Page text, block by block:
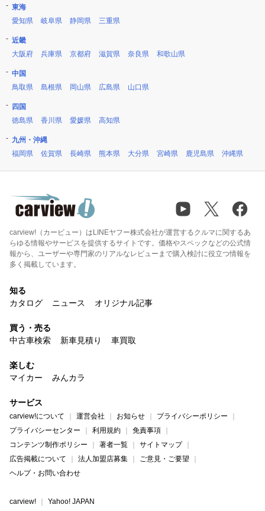
東海
愛知県
岐阜県 静岡県 三重県
近畿
大阪府
兵庫県 京都府 滋賀県 奈良県 和歌山県
中国
鳥取県
島根県 岡山県 広島県 山口県
四国
徳島県
香川県 愛媛県 高知県
九州・沖縄
福岡県
佐賀県 長崎県 熊本県 大分県 宮崎県 鹿児島県 沖縄県
carview!（カービュー）はLINEヤフー株式会社が運営するクルマに関するあ
らゆる情報やサービスを提供するサイトです。価格やスペックなどの公式情
報から、ユーザーや専門家のリアルなレビューまで購入検討に役立つ情報を
多く掲載しています。
知る
カタログ
ニュース オリジナル記事
買う・売る
中古車検索
新車見積り 車買取
楽しむ
マイカー
みんカラ
サービス
carview!について 運営会社 お知らせ
プライバシーポリシー
プライバシーセンター
利用規約
免責事項
コンテンツ制作ポリシー
著者一覧
サイトマップ
広告掲載について
法人加盟店募集
ご意見・ご要望
ヘルプ・お問い合わせ
carview! Yahoo! JAPAN